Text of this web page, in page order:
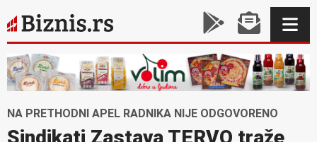
NA PRETHODNI APEL RADNIKA NIJE ODGOVORENO